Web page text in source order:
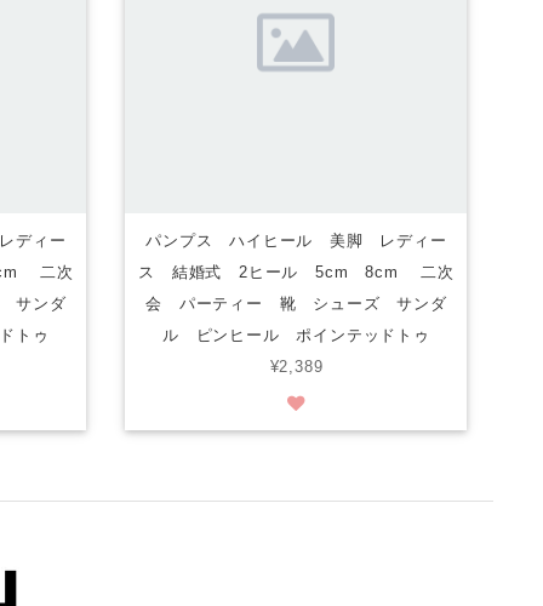
ディー
二次
サンダ
トゥ
パンプス ハイヒール 美脚 レディー
ス 結婚式 2ヒール 5cm 8cm 二次
会 パーティー 靴 シューズ サンダ
ル ピンヒール ポインテッドトゥ
¥2,389